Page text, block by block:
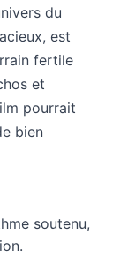
du
est
fertile
et
pourrait
bien
soutenu,